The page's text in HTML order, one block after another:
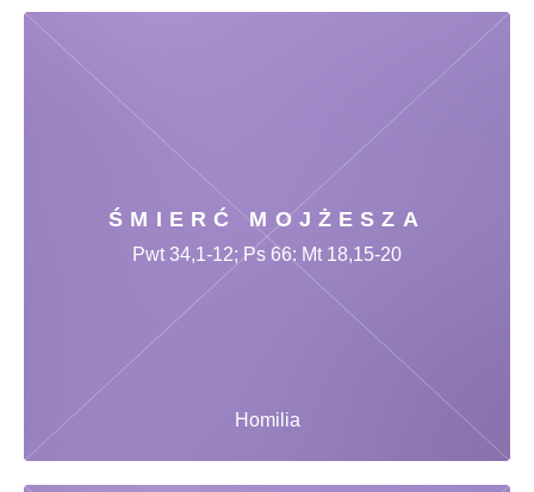
ŚMIERĆ MOJŻESZA
Homilia
Pwt 34,1-12; Ps 66: Mt 18,15-20